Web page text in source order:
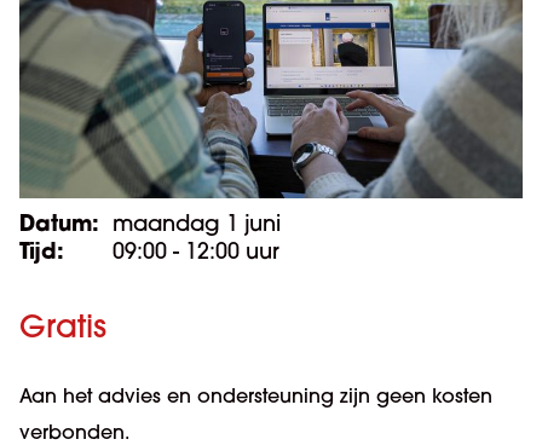
Datum: maandag 1 juni
Tijd: 09:00 - 12:00 uur
Gratis
Aan het advies en ondersteuning zijn geen kosten
verbonden.